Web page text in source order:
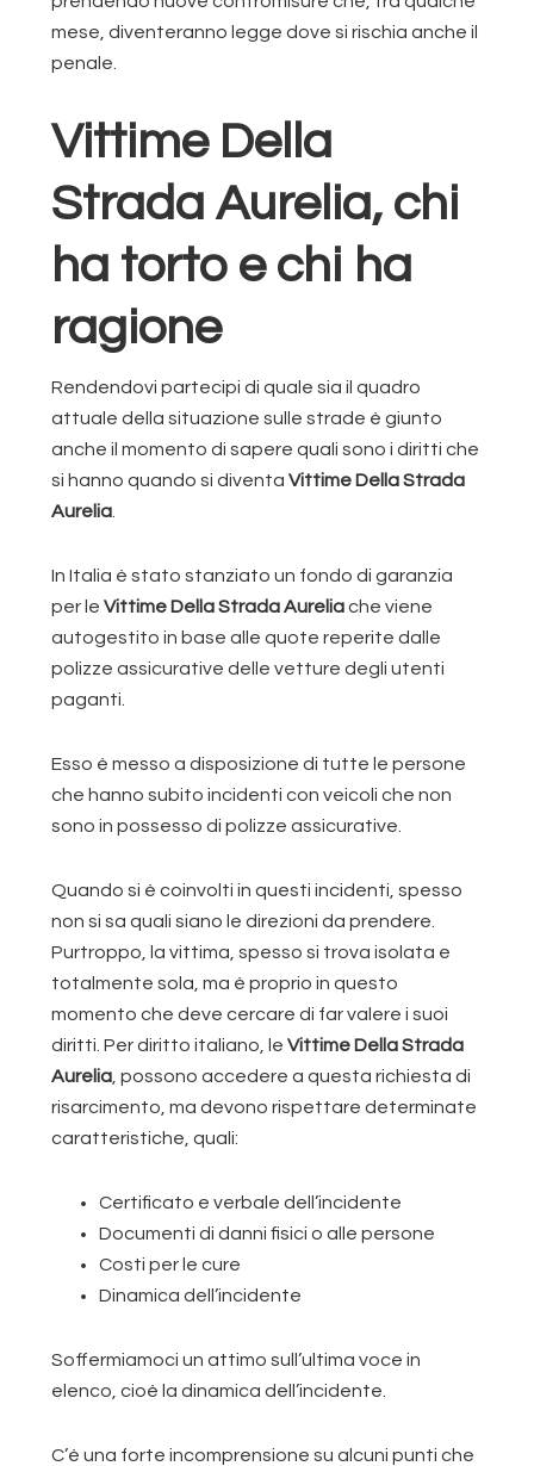
mese, diventeranno legge dove si rischia anche il
penale.
Vittime Della
Strada Aurelia, chi
ha torto e chi ha
ragione
Rendendovi partecipi di quale sia il quadro
attuale della situazione sulle strade è giunto
anche il momento di sapere quali sono i diritti che
si hanno quando si diventaVittime Della Strada
Aurelia
In Italia è stato stanziato un fondo di garanzia
per leVittime Della Strada Aureliache viene
autogestito in base alle quote reperite dalle
polizze assicurative delle vetture degli utenti
paganti.
Esso è messo a disposizione di tutte le persone
che hanno subito incidenti con veicoli che non
sono in possesso di polizze assicurative.
Quando si è coinvolti in questi incidenti, spesso
non si sa quali siano le direzioni da prendere.
Purtroppo, la vittima, spesso si trova isolata e
totalmente sola, ma è proprio in questo
momento che deve cercare di far valere i suoi
diritti. Per diritto italiano, leVittime Della Strada
Aurelia , possono accedere a questa richiesta di
risarcimento, ma devono rispettare determinate
caratteristiche, quali:
Certificato e verbale dell’incidente
Documenti di danni fisici o alle persone
Costi per le cure
Dinamica dell’incidente
Soffermiamoci un attimo sull’ultima voce in
elenco, cioè la dinamica dell’incidente.
C’è una forte incomprensione su alcuni punti che